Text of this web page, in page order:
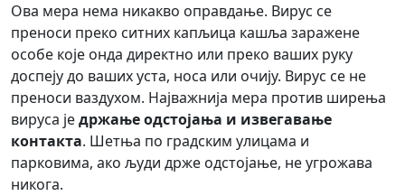
Ова мера нема никакво оправдање. Вирус се
преноси преко ситних капљица кашља заражене
особе које онда директно или преко ваших руку
доспеју до ваших уста, носа или очију. Вирус се не
преноси ваздухом. Најважнија мера против ширења
вируса једржање одстојања и извегавање
контакта. Шетња по градским улицама и
парковима, ако људи држе одстојање, не угрожава
никога.